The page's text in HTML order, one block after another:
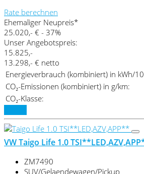
Rate berechnen
Ehemaliger Neupreis*
25.020,- € - 37%
Unser Angebotspreis:
15.825,-
13.298,- € netto
Energieverbrauch (kombiniert) in kWh/
CO₂-Emissionen (kombiniert) in g/km:
CO₂-Klasse:
VW Taigo Life 1.0
ZM7490
SUV/Gelaendewagen/Pickup